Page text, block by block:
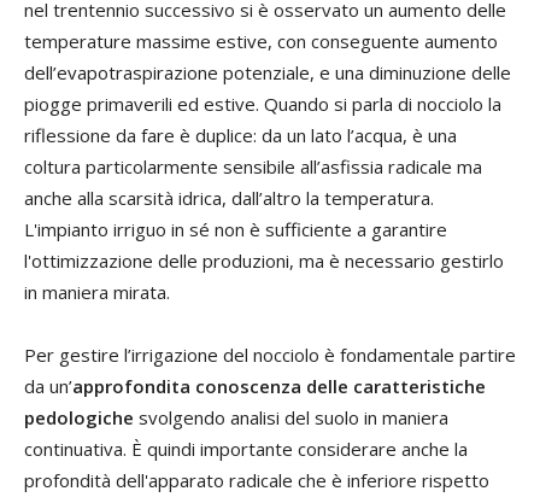
nel trentennio successivo si è osservato un aumento delle
temperature massime estive, con conseguente aumento
dell’evapotraspirazione potenziale, e una diminuzione delle
piogge primaverili ed estive. Quando si parla di nocciolo la
riflessione da fare è duplice: da un lato l’acqua, è una
coltura particolarmente sensibile all’asfissia radicale ma
anche alla scarsità idrica, dall’altro la temperatura.
L'impianto irriguo in sé non è sufficiente a garantire
l'ottimizzazione delle produzioni, ma è necessario gestirlo
in maniera mirata.
Per gestire l’irrigazione del nocciolo è fondamentale partire
da un’approfondita conoscenza delle caratteristiche
pedologiche svolgendo analisi del suolo in maniera
continuativa. È quindi importante considerare anche la
profondità dell'apparato radicale che è inferiore rispetto